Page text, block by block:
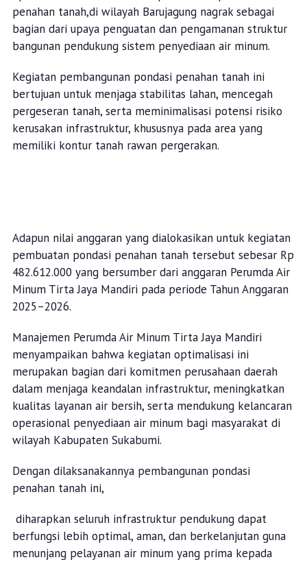
penahan tanah,di wilayah Barujagung nagrak sebagai
bagian dari upaya penguatan dan pengamanan struktur
bangunan pendukung sistem penyediaan air minum.
Kegiatan pembangunan pondasi penahan tanah ini
bertujuan untuk menjaga stabilitas lahan, mencegah
pergeseran tanah, serta meminimalisasi potensi risiko
kerusakan infrastruktur, khususnya pada area yang
memiliki kontur tanah rawan pergerakan.
Adapun nilai anggaran yang dialokasikan untuk kegiatan
pembuatan pondasi penahan tanah tersebut sebesar Rp
482.612.000 yang bersumber dari anggaran Perumda Air
Minum Tirta Jaya Mandiri pada periode Tahun Anggaran
2025–2026.
Manajemen Perumda Air Minum Tirta Jaya Mandiri
menyampaikan bahwa kegiatan optimalisasi ini
merupakan bagian dari komitmen perusahaan daerah
dalam menjaga keandalan infrastruktur, meningkatkan
kualitas layanan air bersih, serta mendukung kelancaran
operasional penyediaan air minum bagi masyarakat di
wilayah Kabupaten Sukabumi.
Dengan dilaksanakannya pembangunan pondasi
penahan tanah ini,
diharapkan seluruh infrastruktur pendukung dapat
berfungsi lebih optimal, aman, dan berkelanjutan guna
menunjang pelayanan air minum yang prima kepada